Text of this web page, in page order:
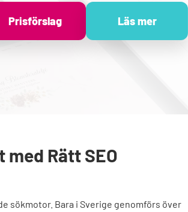
Prisförslag Läs mer
Rätt SEO
sökmotor. Bara i Sverige genomförs över